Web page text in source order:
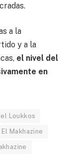
a la
y a la
el nivel del
en
Loukkos
Makhazine